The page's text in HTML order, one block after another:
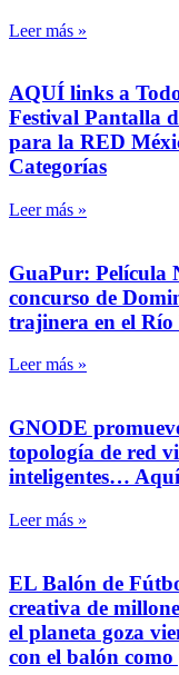
Leer más »
AQUÍ links a
Festival Pantalla
para la RED
Categorías
Leer más »
GuaPur: Película
concurso de
trajinera en el Río
Leer más »
GNODE
topología de red
inteligentes…
Leer más »
EL Balón de
creativa de
el planeta goza
con el balón